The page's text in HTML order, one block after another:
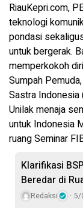
RiauKepri.com,
teknologi
pondasi
untuk bergerak.
memperkokoh
Sumpah
Sastra Indonesia
Unilak menaja
untuk Indonesia
ruang Seminar
Klarifikasi
Beredar di
Redaksi 5/